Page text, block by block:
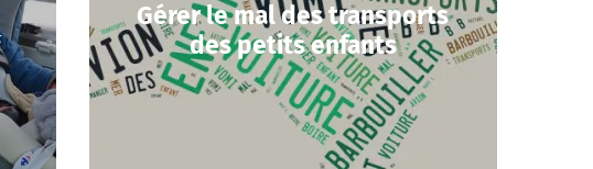
Gérer le mal des transports
des petits enfants